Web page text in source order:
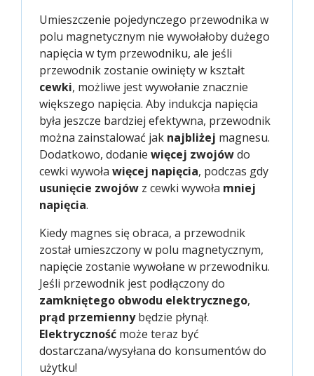
Umieszczenie pojedynczego przewodnika w
polu magnetycznym nie wywołałoby dużego
napięcia w tym przewodniku, ale jeśli
przewodnik zostanie owinięty w kształt
cewki, możliwe jest wywołanie znacznie
większego napięcia. Aby indukcja napięcia
była jeszcze bardziej efektywna, przewodnik
można zainstalować jak najbliżej magnesu.
Dodatkowo, dodanie więcej zwojówdo
cewki wywoła więcej napięcia, podczas gdy
usunięcie zwojów z cewki wywoła mniej
napięcia.
Kiedy magnes się obraca, a przewodnik
został umieszczony w polu magnetycznym,
napięcie zostanie wywołane w przewodniku.
Jeśli przewodnik jest podłączony do
zamkniętego obwodu elektrycznego,
prąd przemiennybędzie płynął.
Elektryczność może teraz być
dostarczana/wysyłana do konsumentów do
użytku!